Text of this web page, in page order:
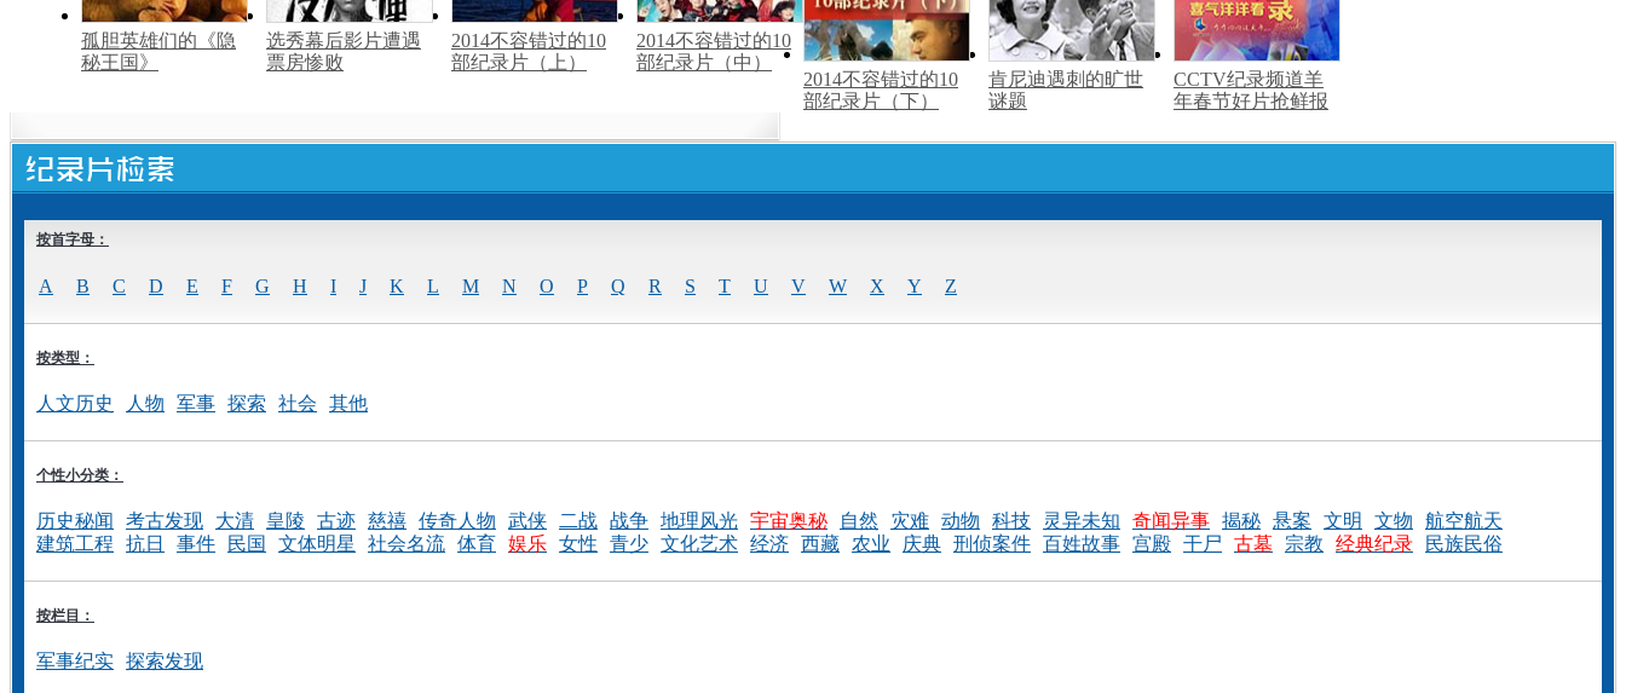
孤胆英雄们的《隐
秘王国》
选秀幕后影片遭遇
票房惨败
2014不容错过的10
部纪录片（上）
2014不容错过的10
部纪录片（中）
2014不容错过的10
部纪录片（下）
肯尼迪遇刺的旷世
谜题
CCTV纪录频道羊
年春节好片抢鲜报
按首字母：
A B C D E F G H I J K L M N O P Q R S T U V W X Y Z
按类型：
人文历史 人物 军事 探索 社会 其他
个性小分类：
历史秘闻 考古发现 大清 皇陵 古迹 慈禧 传奇人物 武侠 二战 战争 地理风光 宇宙奥秘 自然 灾难 动物 科技 灵异未知 奇闻异事 揭秘 悬案 文明 文物
航空航天
建筑工程
抗日 事件 民国 文体明星 社会名流 体育 娱乐 女性 青少 文化艺术 经济 西藏 农业 庆典 刑侦案件 百姓故事 宫殿 干尸 古墓 宗教 经典纪录 民族民俗
按栏目：
军事纪实 探索发现